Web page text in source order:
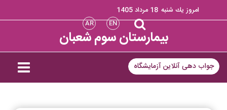
امروز يك شنبه 18 مرداد 1405
EN
AR
بیمارستان سوم شعبان
جواب دهی آنلاین آزمایشگاه